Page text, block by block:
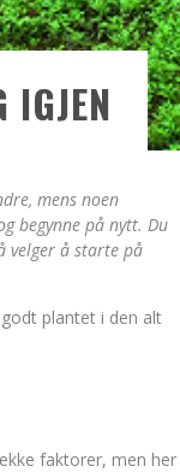
IGJEN
mens noen
begynne på nytt. Du
velger å starte på
plantet i den alt
faktorer, men her